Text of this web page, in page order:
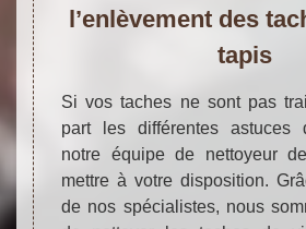
l’enlèvement des
tapis
Si vos taches ne sont pas
part les différentes astuces
notre équipe de nettoyeur
mettre à votre disposition.
de nos spécialistes, nous